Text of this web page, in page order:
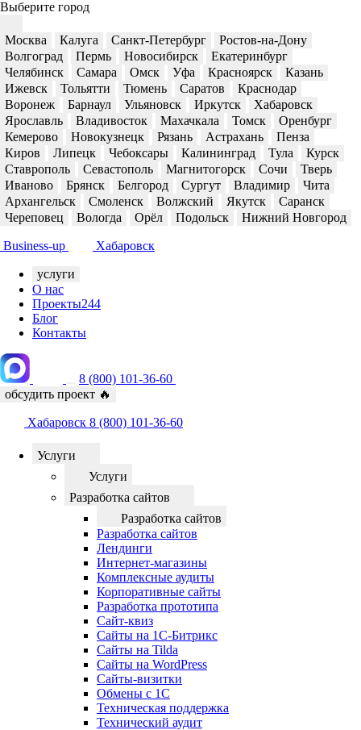
Выберите город
Москва Калуга Санкт-Петербург
Ростов-на-Дону
Волгоград
Пермь Новосибирск
Екатеринбург
Челябинск
Самара Омск Уфа Красноярск
Казань
Ижевск
Тольятти Тюмень Саратов
Краснодар
Воронеж
Барнаул Ульяновск Иркутск
Хабаровск
Ярославль
Владивосток Махачкала Томск
Оренбург
Кемерово
Новокузнецк Рязань Астрахань
Пенза
Киров
Липецк Чебоксары Калининград Тула
Курск
Ставрополь
Севастополь Магнитогорск Сочи
Тверь
Иваново
Брянск Белгород Сургут Владимир
Чита
Архангельск
Смоленск Волжский Якутск
Саранск
Череповец
Вологда Орёл Подольск Нижний Новгород
Business-up Хабаровск
услуги
О нас
Проекты244
Блог
Контакты
8 (800) 101-36-60
обсудить проект 🔥
Хабаровск 8 (800) 101-36-60
Услуги
Услуги
Разработка сайтов
Разработка сайтов
Разработка сайтов
Лендинги
Интернет-магазины
Комплексные аудиты
Корпоративные сайты
Разработка прототипа
Сайт-квиз
Сайты на 1С-Битрикс
Сайты на Tilda
Сайты на WordPress
Сайты-визитки
Обмены с 1С
Техническая поддержка
Технический аудит